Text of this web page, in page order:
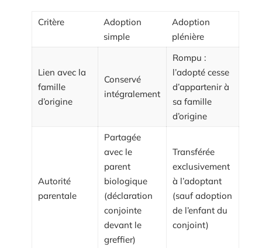
Critère
Adoption
simple
Adoption
plénière
Lien avec la
famille
d’origine
Conservé
intégralement
Rompu :
l’adopté cesse
d’appartenir à
sa famille
d’origine
Autorité
parentale
Partagée
avec le
parent
biologique
(déclaration
conjointe
devant le
greffier)
Transférée
exclusivement
à l’adoptant
(sauf adoption
de l’enfant du
conjoint)